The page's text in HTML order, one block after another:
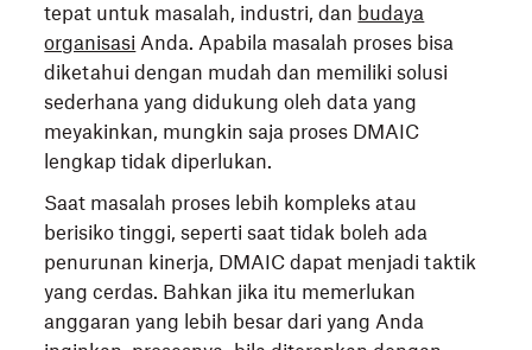
tepat untuk masalah, industri, dan budaya
organisasi Anda. Apabila masalah proses bisa
diketahui dengan mudah dan memiliki solusi
sederhana yang didukung oleh data yang
meyakinkan, mungkin saja proses DMAIC
lengkap tidak diperlukan.
Saat masalah proses lebih kompleks atau
berisiko tinggi, seperti saat tidak boleh ada
penurunan kinerja, DMAIC dapat menjadi taktik
yang cerdas. Bahkan jika itu memerlukan
anggaran yang lebih besar dari yang Anda